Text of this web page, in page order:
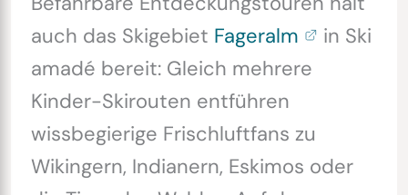
auch das Skigebiet Fageralm
in Ski
amadé bereit: Gleich mehrere
Kinder-Skirouten entführen
wissbegierige Frischluftfans zu
Wikingern, Indianern, Eskimos oder